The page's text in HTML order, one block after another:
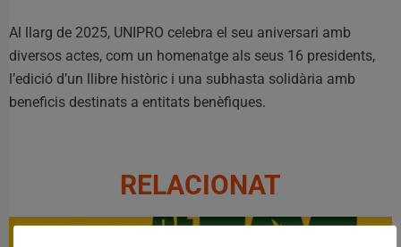
Al llarg de 2025, UNIPRO celebra el seu aniversari amb
diversos actes, com un homenatge als seus 16 presidents,
l’edició d’un llibre històric i una subhasta solidària amb
beneficis destinats a entitats benèfiques.
RELACIONAT